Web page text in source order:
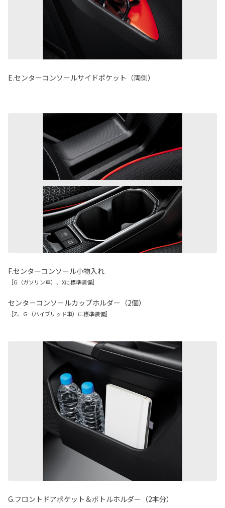
E.センターコンソールサイドポケット（両側）
F.センターコンソール小物入れ
［G（ガソリン車）、Xに標準装備］
センターコンソールカップホルダー（2個）
［Z、Ｇ（ハイブリッド車）に標準装備］
G.フロントドアポケット＆ボトルホルダー（2本分）